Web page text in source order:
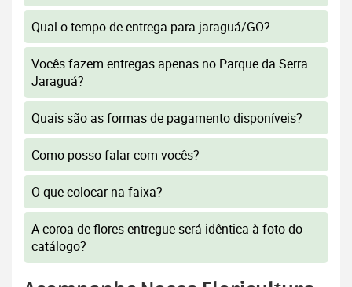
Qual o tempo de entrega para jaraguá/GO?
Vocês fazem entregas apenas no Parque da Serra
Jaraguá?
Quais são as formas de pagamento disponíveis?
Como posso falar com vocês?
O que colocar na faixa?
A coroa de flores entregue será idêntica à foto do
catálogo?